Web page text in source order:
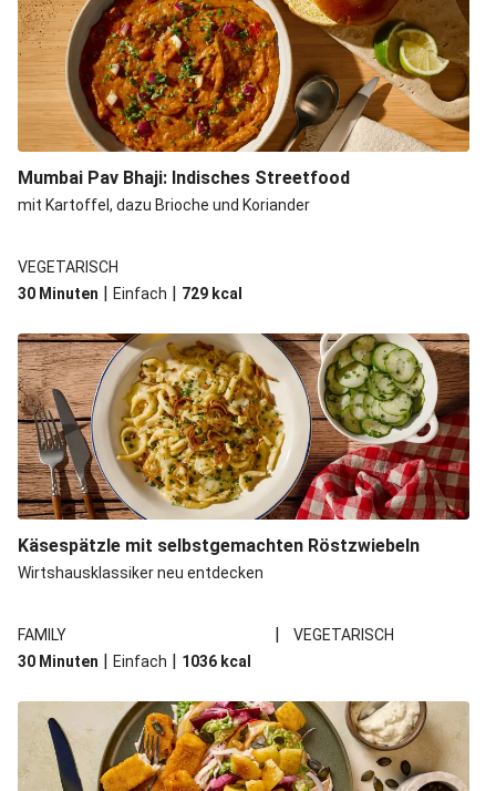
Mumbai Pav Bhaji: Indisches Streetfood
mit Kartoffel, dazu Brioche und Koriander
VEGETARISCH
30 Minuten | Einfach | 729 kcal
Käsespätzle mit selbstgemachten Röstzwiebeln
Wirtshausklassiker neu entdecken
FAMILY |
VEGETARISCH
30 Minuten | Einfach | 1036 kcal